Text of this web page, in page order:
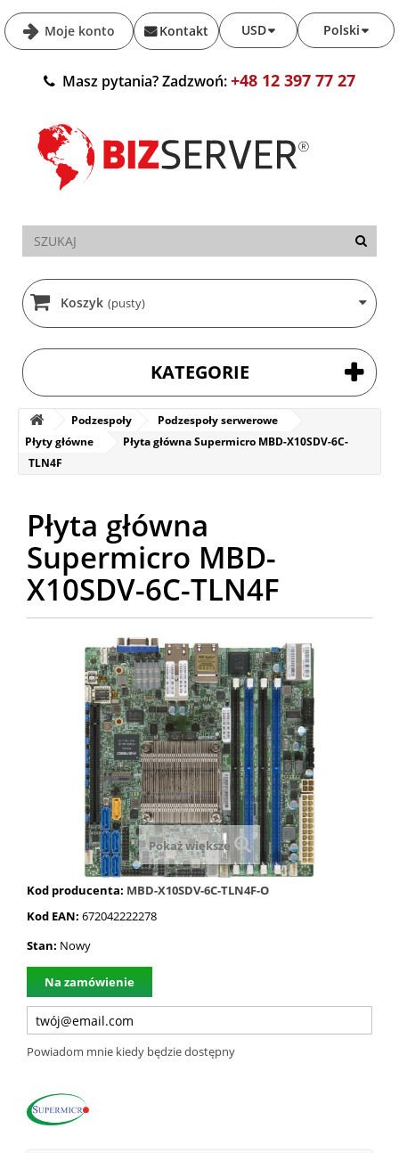
Moje konto Polski
USD
Kontakt
Masz pytania? Zadzwoń:+48 12 397 77 27
Koszyk (pusty)
KATEGORIE
Podzespoły
Podzespoły serwerowe
Płyty główne
Płyta główna Supermicro MBD-X10SDV-6C-
TLN4F
Płyta główna
Supermicro MBD-
X10SDV-6C-TLN4F
Pokaż większe
Kod producenta: MBD-X10SDV-6C-TLN4F-O
Kod EAN: 672042222278
Stan: Nowy
Na zamówienie
Powiadom mnie kiedy będzie dostępny